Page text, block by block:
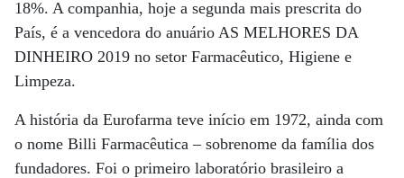
18%. A companhia, hoje a segunda mais prescrita do
País, é a vencedora do anuário AS MELHORES DA
DINHEIRO 2019 no setor Farmacêutico, Higiene e
Limpeza.
A história da Eurofarma teve início em 1972, ainda com
o nome Billi Farmacêutica – sobrenome da família dos
fundadores. Foi o primeiro laboratório brasileiro a